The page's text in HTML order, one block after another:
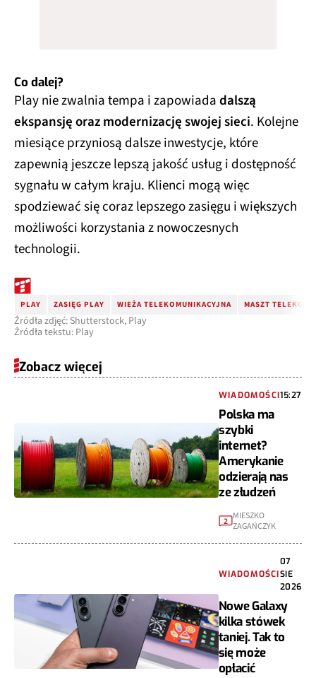
Co dalej?
Play nie zwalnia tempa i zapowiadadalszą
ekspansję oraz modernizację swojej sieci. Kolejne
miesiące przyniosą dalsze inwestycje, które
zapewnią jeszcze lepszą jakość usług i dostępność
sygnału w całym kraju. Klienci mogą więc
spodziewać się coraz lepszego zasięgu i większych
możliwości korzystania z nowoczesnych
technologii.
PLAY ZASIĘG PLAY WIEŻA TELEKOMUNIKACYJNA MASZT
Źródła zdjęć: Shutterstock, Play
Źródła tekstu: Play
Zobacz więcej
WIADOMOŚCI15:27
Polska ma
szybki
internet?
Amerykanie
odzierają nas
ze złudzeń
2
MIESZKO
ZAGAŃCZYK
WIADOMOŚCI
07
SIE
2026
Nowe Galaxy
kilka stówek
taniej. Tak to
się może
opłacić